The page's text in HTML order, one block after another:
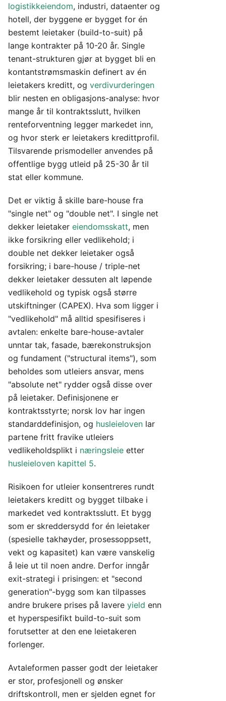
logistikkeiendom, industri, dataenter og
hotell, der byggene er bygget for én
bestemt leietaker (build-to-suit) på
lange kontrakter på 10-20 år. Single
tenant-strukturen gjør at bygget bli en
kontantstrømsmaskin definert av én
leietakers kreditt, og verdivurderingen
blir nesten en obligasjons-analyse: hvor
mange år til kontraktsslutt, hvilken
renteforventning legger markedet inn,
og hvor sterk er leietakers kredittprofil.
Tilsvarende prismodeller anvendes på
offentlige bygg utleid på 25-30 år til
stat eller kommune.
Det er viktig å skille bare-house fra
"single net" og "double net". I single net
dekker leietaker eiendomsskatt, men
ikke forsikring eller vedlikehold; i
double net dekker leietaker også
forsikring; i bare-house / triple-net
dekker leietaker dessuten alt løpende
vedlikehold og typisk også større
utskiftninger (CAPEX). Hva som ligger i
"vedlikehold" må alltid spesifiseres i
avtalen: enkelte bare-house-avtaler
unntar tak, fasade, bærekonstruksjon
og fundament ("structural items"), som
beholdes som utleiers ansvar, mens
"absolute net" rydder også disse over
på leietaker. Definisjonene er
kontraktsstyrte; norsk lov har ingen
standarddefinisjon, og husleieloven lar
partene fritt fravike utleiers
vedlikeholdsplikt i næringsleie etter
husleieloven kapittel 5.
Risikoen for utleier konsentreres rundt
leietakers kreditt og bygget tilbake i
markedet ved kontraktsslutt. Et bygg
som er skreddersydd for én leietaker
(spesielle takhøyder, prosessoppsett,
vekt og kapasitet) kan være vanskelig
å leie ut til noen andre. Derfor inngår
exit-strategi i prisingen: et "second
generation"-bygg som kan tilpasses
andre brukere prises på lavere yield enn
et hyperspesifikt build-to-suit som
forutsetter at den ene leietakeren
forlenger.
Avtaleformen passer godt der leietaker
er stor, profesjonell og ønsker
driftskontroll, men er sjelden egnet for